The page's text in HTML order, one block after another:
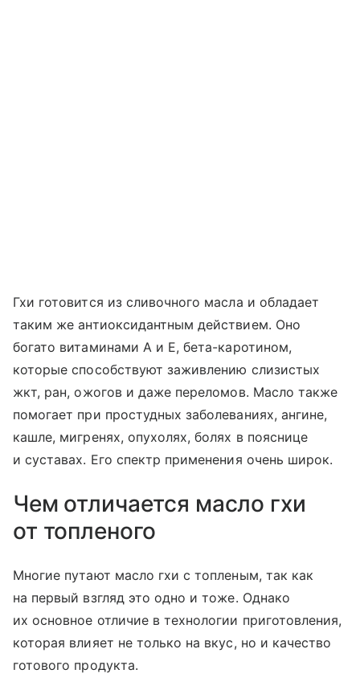
Гхи готовится из сливочного масла и обладает
таким же антиоксидантным действием. Оно
богато витаминами А и Е, бета-каротином,
которые способствуют заживлению слизистых
жкт, ран, ожогов и даже переломов. Масло также
помогает при простудных заболеваниях, ангине,
кашле, мигренях, опухолях, болях в пояснице
и суставах. Его спектр применения очень широк.
Чем отличается масло гхи
от топленого
Многие путают масло гхи с топленым, так как
на первый взгляд это одно и тоже. Однако
их основное отличие в технологии приготовления,
которая влияет не только на вкус, но и качество
готового продукта.